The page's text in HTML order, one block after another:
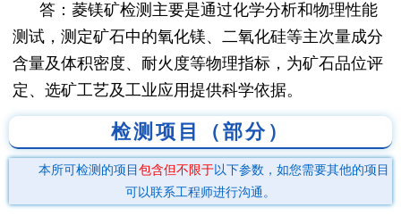
答：菱镁矿检测主要是通过化学分析和物理性能
测试，测定矿石中的氧化镁、二氧化硅等主次量成分
含量及体积密度、耐火度等物理指标，为矿石品位评
定、选矿工艺及工业应用提供科学依据。
检测项目（部分）
本所可检测的项目 包含但不限于以下参数，如您需要其他的项目
可以联系工程师进行沟通。